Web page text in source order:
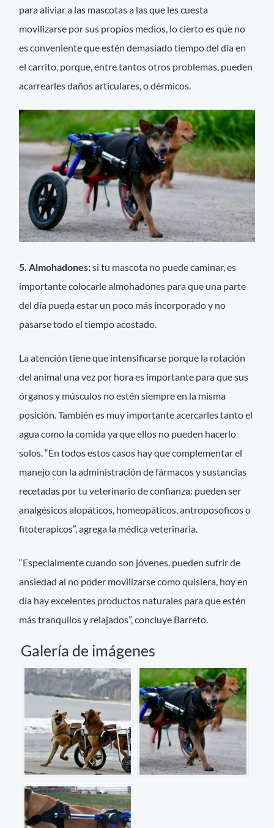
para aliviar a las mascotas a las que les cuesta
movilizarse por sus propios medios, lo cierto es que no
es conveniente que estén demasiado tiempo del día en
el carrito, porque, entre tantos otros problemas, pueden
acarrearles daños articulares, o dérmicos.
5. Almohadones:si tu mascota no puede caminar, es
importante colocarle almohadones para que una parte
del día pueda estar un poco más incorporado y no
pasarse todo el tiempo acostado.
La atención tiene que intensificarse porque la rotación
del animal una vez por hora es importante para que sus
órganos y músculos no estén siempre en la misma
posición. También es muy importante acercarles tanto el
agua como la comida ya que ellos no pueden hacerlo
solos. “En todos estos casos hay que complementar el
manejo con la administración de fármacos y sustancias
recetadas por tu veterinario de confianza: pueden ser
analgésicos alopáticos, homeopáticos, antroposoficos o
fitoterapicos”, agrega la médica veterinaria.
“Especialmente cuando son jóvenes, pueden sufrir de
ansiedad al no poder movilizarse como quisiera, hoy en
día hay excelentes productos naturales para que estén
más tranquilos y relajados”, concluye Barreto.
Galería de imágenes